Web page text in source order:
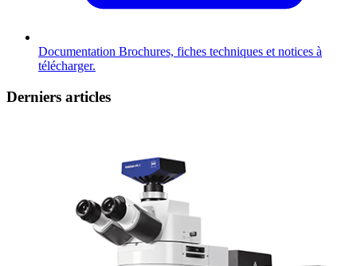
Documentation Brochures, fiches techniques et notices à
télécharger.
Derniers articles